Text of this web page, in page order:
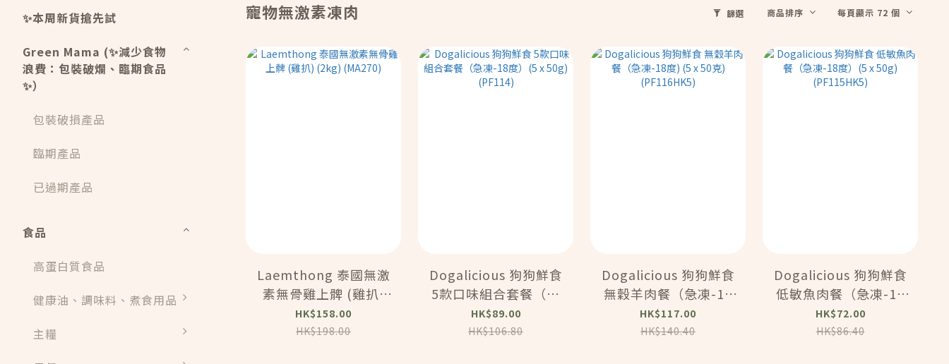
✨本周新貨搶先試
Green Mama (✨減少食物
浪費：包裝破爛、臨期食品
✨）
包裝破損產品
臨期產品
已過期產品
食品
高蛋白質食品
健康油、調味料、煮食用品
主糧
寵物無激素凍肉 篩選 商品排序 每頁顯示 72 個
Laemthong 泰國無激
素無骨雞上髀 (雞扒)
(2kg) (MA270)
HK$158.00
HK$198.00
Dogalicious 狗狗鮮食
5款口味組合套餐（急
凍-18度）(5 x 50g)
(PF114)
HK$89.00
HK$106.80
Dogalicious 狗狗鮮食
無穀羊肉餐（急凍-18
度) (5 x 50克)
(PF116HK5)
HK$117.00
HK$140.40
Dogalicious 狗狗鮮食
低敏魚肉餐（急凍-18
度）(5 x 50g)
(PF115HK5)
HK$72.00
HK$86.40